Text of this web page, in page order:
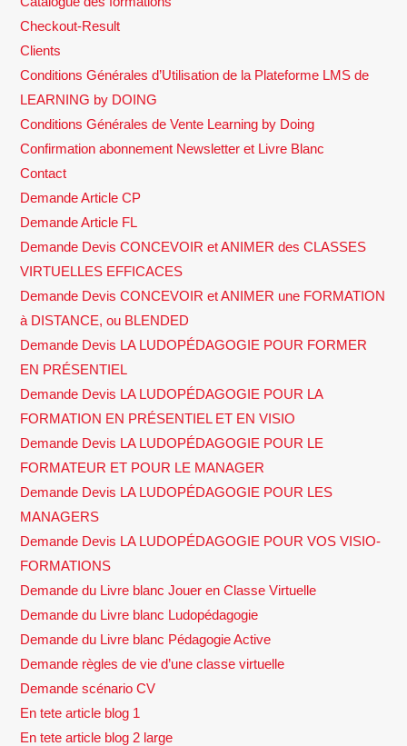
Checkout-Result
Clients
Conditions Générales d’Utilisation de la Plateforme LMS de
LEARNING by DOING
Conditions Générales de Vente Learning by Doing
Confirmation abonnement Newsletter et Livre Blanc
Contact
Demande Article CP
Demande Article FL
Demande Devis CONCEVOIR et ANIMER des CLASSES
VIRTUELLES EFFICACES
Demande Devis CONCEVOIR et ANIMER une FORMATION
à DISTANCE, ou BLENDED
Demande Devis LA LUDOPÉDAGOGIE POUR FORMER
EN PRÉSENTIEL
Demande Devis LA LUDOPÉDAGOGIE POUR LA
FORMATION EN PRÉSENTIEL ET EN VISIO
Demande Devis LA LUDOPÉDAGOGIE POUR LE
FORMATEUR ET POUR LE MANAGER
Demande Devis LA LUDOPÉDAGOGIE POUR LES
MANAGERS
Demande Devis LA LUDOPÉDAGOGIE POUR VOS VISIO-
FORMATIONS
Demande du Livre blanc Jouer en Classe Virtuelle
Demande du Livre blanc Ludopédagogie
Demande du Livre blanc Pédagogie Active
Demande règles de vie d’une classe virtuelle
Demande scénario CV
En tete article blog 1
En tete article blog 2 large